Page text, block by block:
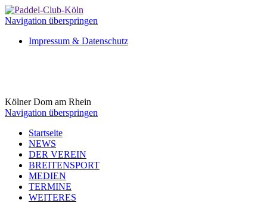
Navigation überspringen
Impressum & Datenschutz
Kölner Dom am Rhein
Navigation überspringen
Startseite
NEWS
DER VEREIN
BREITENSPORT
MEDIEN
TERMINE
WEITERES